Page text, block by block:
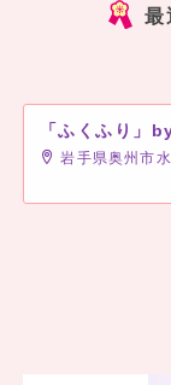
最
「ふくふり
岩手県奥州市